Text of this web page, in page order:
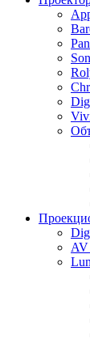
AV